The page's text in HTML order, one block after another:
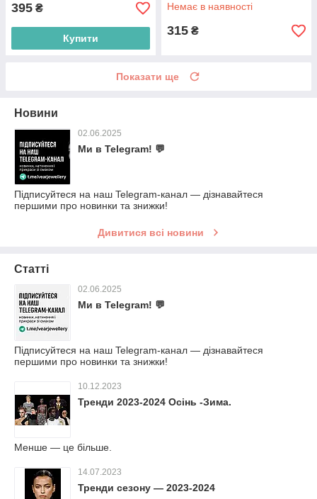
395 ₴
Купити
Немає в наявності
315 ₴
Показати ще
Новини
02.06.2025
Ми в Telegram! 💬
Підписуйтеся на наш Telegram-канал — дізнавайтеся
першими про новинки та знижки!
Дивитися всі новини
Статті
02.06.2025
Ми в Telegram! 💬
Підписуйтеся на наш Telegram-канал — дізнавайтеся
першими про новинки та знижки!
10.12.2023
Тренди 2023-2024 Осінь -Зима.
Менше — це більше.
14.07.2023
Тренди сезону — 2023-2024